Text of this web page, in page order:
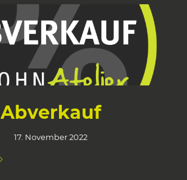
Abverkauf
17. November 2022